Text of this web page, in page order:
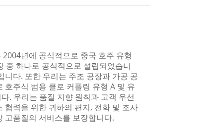
년에 공식적으로 중국 호주 유형
중 하나로 공식적으로 설립되었습니
다. 또한 우리는 주조 공장과 가공 공
주식 범용 클로 커플링 유형 A 및 유
. 우리는 품질 지향 원칙과 고객 우선
협력을 위한 귀하의 편지, 전화 및 조사
고품질의 서비스를 보장합니다.